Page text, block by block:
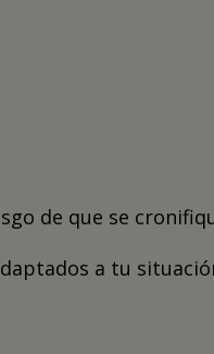
de que se
a tu